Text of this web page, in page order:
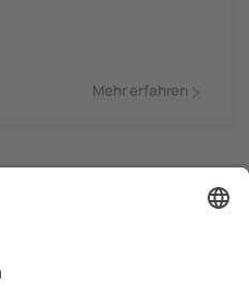
Mehr erfahren